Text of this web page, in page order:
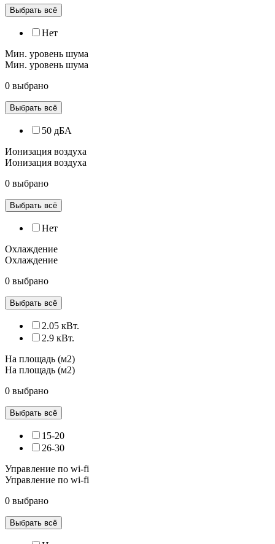
Выбрать всё
Нет
Мин. уровень шума
Мин. уровень шума
0 выбрано
Выбрать всё
50 дБА
Ионизация воздуха
Ионизация воздуха
0 выбрано
Выбрать всё
Нет
Охлаждение
Охлаждение
0 выбрано
Выбрать всё
2.05 кВт.
2.9 кВт.
На площадь (м2)
На площадь (м2)
0 выбрано
Выбрать всё
15-20
26-30
Управление по wi-fi
Управление по wi-fi
0 выбрано
Выбрать всё